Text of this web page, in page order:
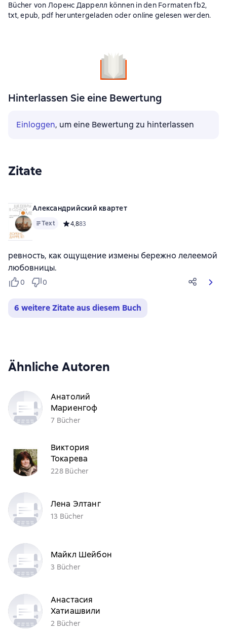
Bücher von Лоренс Даррелл können in den Formaten fb2,
txt, epub, pdf heruntergeladen oder online gelesen werden.
Hinterlassen Sie eine Bewertung
Einloggen, um eine Bewertung zu hinterlassen
Zitate
Александрийский квартет
Text Средний рейтинг 4,8 на основе 83 оценок
4,883
ревность, как ощущение измены бережно лелеемой
любовницы.
0 0
6 weitere Zitate aus diesem Buch
Ähnliche Autoren
Анатолий
Мариенгоф
7 Bücher
Виктория
Токарева
228 Bücher
Лена Элтанг
13 Bücher
Майкл Шейбон
3 Bücher
Анастасия
Хатиашвили
2 Bücher